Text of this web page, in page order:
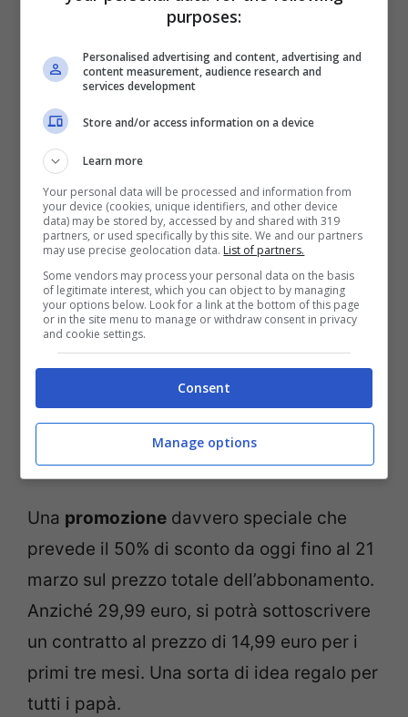
Squadra femminile Dazn (Ansa)
abbonamentoalla piattaforma ha un
prezzo di30 euro al mese(29,99 per la
precisione). Dazn, però, in occasione della
festa del papà, ha deciso per un vero e
proprio regalo a tutti gli italiani che
abbiano intenzione di abbonarsi al servizio
via streaming.
Una promozione davvero speciale che
prevede il 50% di sconto da oggi fino al 21
marzo sul prezzo totale dell’abbonamento.
Anziché 29,99 euro, si potrà sottoscrivere
un contratto al prezzo di 14,99 euro per i
primi tre mesi. Una sorta di idea regalo per
tutti i papà.
purposes:
Personalised advertising and content, advertising and
content measurement, audience research and
services development
Store and/or access information on a device
Learn more
Your personal data will be processed and information from
your device (cookies, unique identifiers, and other device
data) may be stored by, accessed by and shared with 319
partners, or used specifically by this site. We and our partners
may use precise geolocation data. List of partners.
Some vendors may process your personal data on the basis
of legitimate interest, which you can object to by managing
your options below. Look for a link at the bottom of this page
or in the site menu to manage or withdraw consent in privacy
and cookie settings.
Consent
Manage options